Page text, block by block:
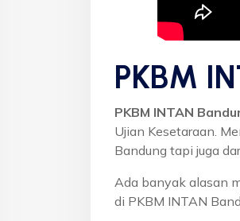
PKBM
PKBM INTAN
Ujian Kesetaraan.
Bandung tapi juga
Ada banyak alasan
di PKBM INTAN